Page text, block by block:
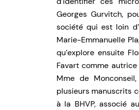
Georges Gurvitch,
société qui est loin
Marie-Emmanuelle
qu’explore ensuite
Favart comme
Mme de
plusieurs manuscrits
à la BHVP, associé